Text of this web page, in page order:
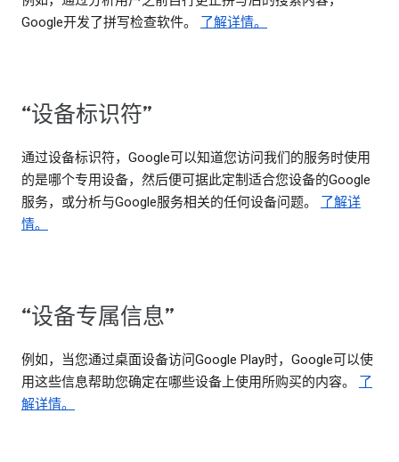
Google开发了拼写检查软件。 了解详情。
“设备标识符”
通过设备标识符，Google可以知道您访问我们的服务时使用
的是哪个专用设备，然后便可据此定制适合您设备的Google
服务，或分析与Google服务相关的任何设备问题。 了解详
情。
“设备专属信息”
例如，当您通过桌面设备访问Google Play时，Google可以使
用这些信息帮助您确定在哪些设备上使用所购买的内容。 了
解详情。